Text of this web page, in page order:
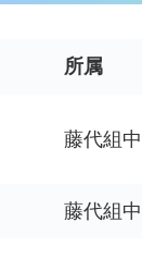
所属
藤代組
藤代組